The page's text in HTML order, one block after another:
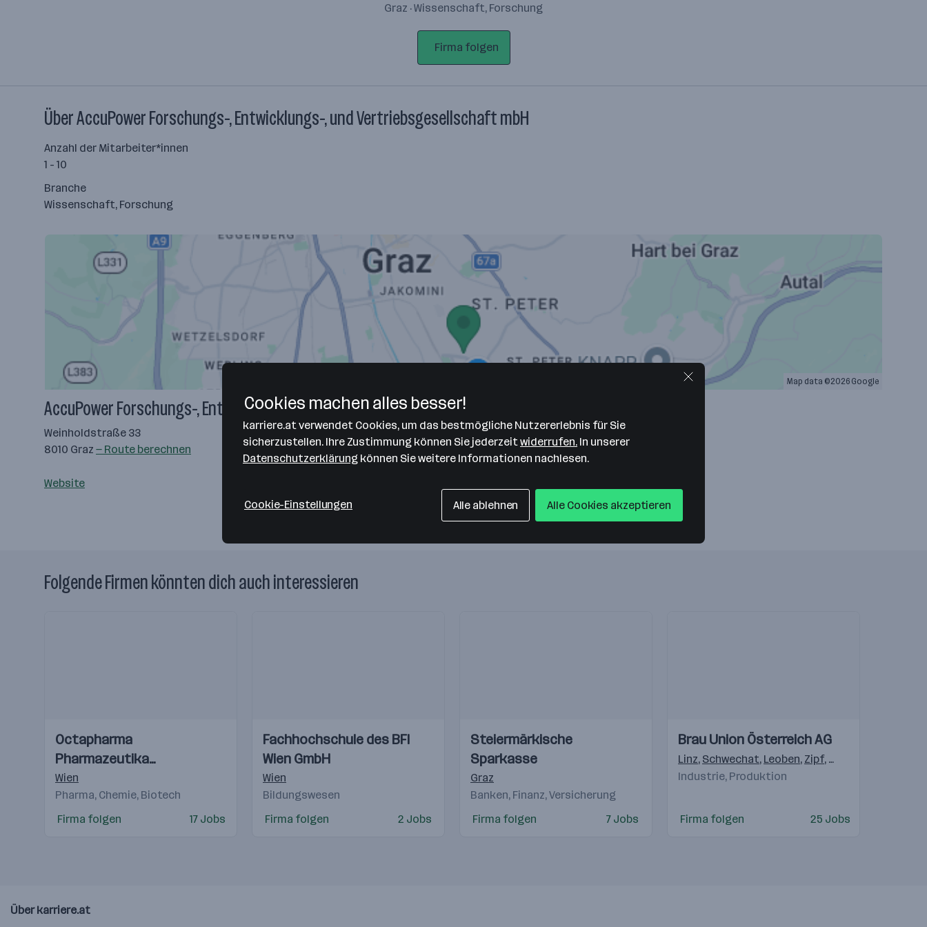
Graz · Wissenschaft, Forschung
Firma folgen
Über AccuPower Forschungs-, Entwicklungs-, und Vertriebsgesellschaft mbH
Anzahl der Mitarbeiter*innen
1 - 10
Branche
Wissenschaft, Forschung
Map data ©2026 Google
AccuPower Forschungs-, Entwicklungs-, und Vertriebsgesellschaft mbH
Weinholdstraße 33
8010 Graz — Route berechnen
Website
Folgende Firmen könnten dich auch interessieren
Videos
Einblicke
Einblicke
Octapharma
Pharmazeutika
Produktionsges.m.b.H.
Wien
Pharma, Chemie, Biotech
Firma folgen
17 Jobs
Videos
Einblicke
Einblicke
Fachhochschule des BFI
Wien GmbH
Wien
Bildungswesen
Firma folgen
2 Jobs
Videos
Einblicke
Einblicke
Steiermärkische
Sparkasse
Graz
Banken, Finanz, Versicherung
Firma folgen
7 Jobs
Videos
Einblicke
Einblicke
Brau Union Österreich AG
Linz, Schwechat, Leoben, Zipf, Graz
Industrie, Produktion
Firma folgen 25 Jobs
Über karriere.at
Cookies machen alles besser!
karriere.at verwendet Cookies, um das bestmögliche Nutzererlebnis für Sie
sicherzustellen. Ihre Zustimmung können Sie jederzeit widerrufen. In unserer
Datenschutzerklärung können Sie weitere Informationen nachlesen.
Cookie-Einstellungen Alle ablehnen Alle Cookies akzeptieren